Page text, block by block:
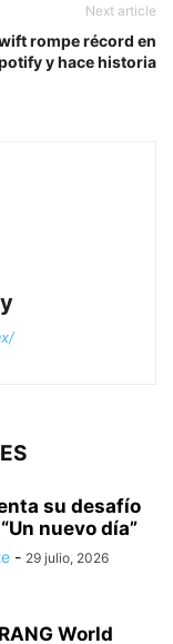
Next article
rompe récord en
y hace historia
su desafío
nuevo día”
- 29 julio, 2026
World